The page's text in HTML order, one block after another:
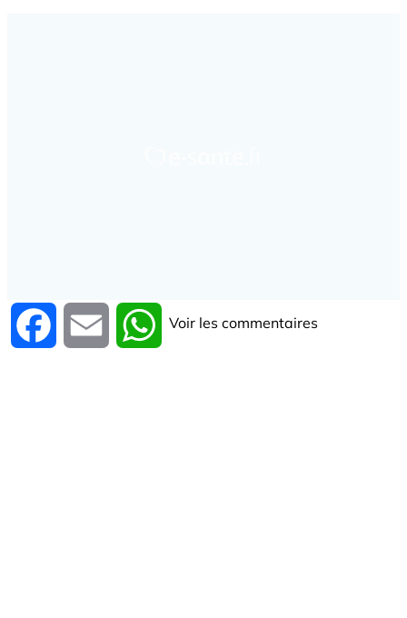
Facebook Email WhatsApp
Voir les commentaires